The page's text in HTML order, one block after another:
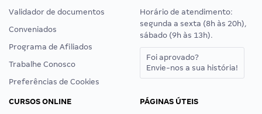
Validador de documentos
Conveniados
Programa de Afiliados
Trabalhe Conosco
Preferências de Cookies
Horário de atendimento:
segunda a sexta (8h às 20h),
sábado (9h às 13h).
Foi aprovado?
Envie-nos a sua história!
CURSOS ONLINE
PÁGINAS ÚTEIS